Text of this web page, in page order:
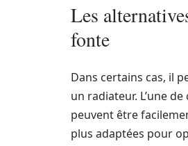
Les
fonte
Dans certains cas, il
un radiateur. L’une
peuvent être
plus adaptées pour